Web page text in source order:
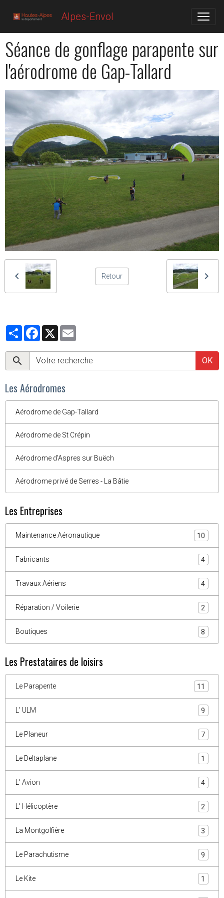
Alpes-Envol
Séance de gonflage parapente sur
l'aérodrome de Gap-Tallard
Retour
PartagerFacebook
X
OK
Les Aérodromes
Aérodrome de Gap-Tallard
Aérodrome de St Crépin
Aérodrome d'Aspres sur Buëch
Aérodrome privé de Serres - La Bâtie
Les Entreprises
Maintenance Aéronautique 10
Fabricants 4
Travaux Aériens 4
Réparation / Voilerie 2
Boutiques 8
Les Prestataires de loisirs
Le Parapente 11
L' ULM 9
Le Planeur 7
Le Deltaplane 1
L' Avion 4
L' Hélicoptère 2
La Montgolfière 3
Le Parachutisme 9
Le Kite 1